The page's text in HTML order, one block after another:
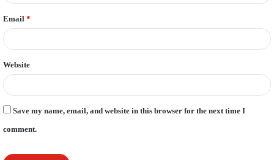
Email *
Website
Save my name, email, and website in this browser for the next time I
comment.